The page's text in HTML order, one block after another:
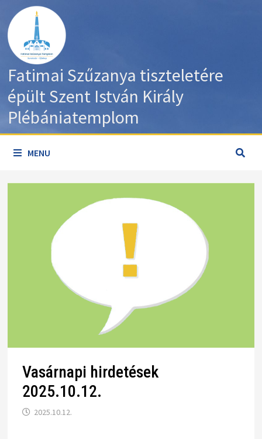
content
Fatimai Szűzanya tiszteletére
épült Szent István Király
Plébániatemplom
MENU
Vasárnapi hirdetések
2025.10.12.
2025.10.12.